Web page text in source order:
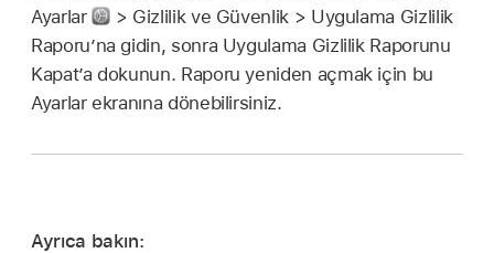
Ayarlar
> Gizlilik ve Güvenlik > Uygulama Gizlilik
Raporu’na gidin, sonra Uygulama Gizlilik Raporunu
Kapat’a dokunun. Raporu yeniden açmak için bu
Ayarlar ekranına dönebilirsiniz.
Ayrıca bakın: